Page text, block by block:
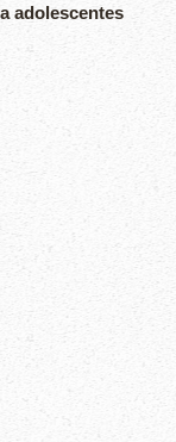
adolescentes